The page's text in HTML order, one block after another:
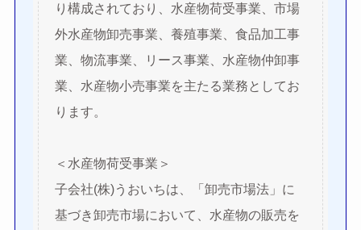
り構成されており、水産物荷受事業、市場
外水産物卸売事業、養殖事業、食品加工事
業、物流事業、リース事業、水産物仲卸事
業、水産物小売事業を主たる業務としてお
ります。
＜水産物荷受事業＞
子会社(株)うおいちは、「卸売市場法」に
基づき卸売市場において、水産物の販売を